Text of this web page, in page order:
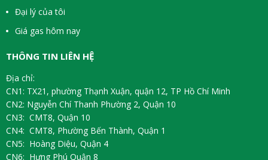
Đại lý của tôi
Giá gas hôm nay
THÔNG TIN LIÊN HỆ
Địa chỉ:
CN1: TX21, phường Thạnh Xuận, quận 12, TP Hồ Chí Minh
CN2: Nguyễn Chí Thanh Phường 2, Quận 10
CN3: CMT8, Quận 10
CN4: CMT8, Phường Bến Thành, Quận 1
CN5: Hoàng Diệu, Quận 4
CN6: Hưng Phú Quận 8